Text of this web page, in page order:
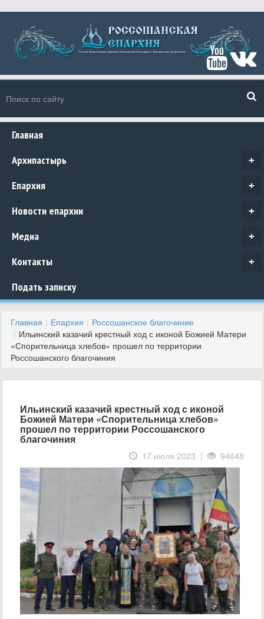
Главная
+
Архипастырь
+
Епархия
+
Новости епархии
+
Медиа
+
Контакты
Подать записку
Главная Епархия
Россошанское благочиние
Ильинский казачий крестный ход с иконой Божией Матери
«Спорительница хлебов» прошел по территории
Россошанского благочиния
Ильинский казачий крестный ход с иконой
Божией Матери «Спорительница хлебов»
прошел по территории Россошанского
благочиния
17 июля 2023 | 94648